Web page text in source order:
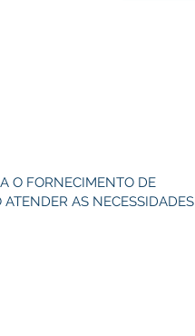
O FORNECIMENTO DE
AS NECESSIDADES